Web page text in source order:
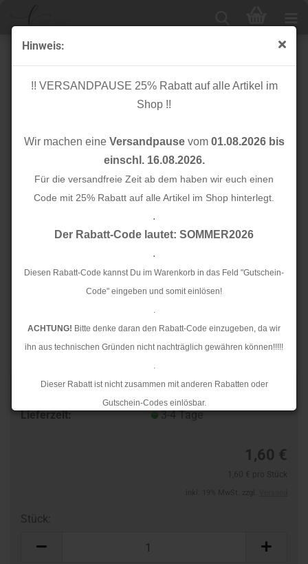
Hinweis:
!! VERSANDPAUSE 25% Rabatt auf alle Artikel im
Shop !!
Wir machen eine Versandpausevom 01.08.2026 bis
einschl. 16.08.2026.
Für die versandfreie Zeit ab dem haben wir euch einen
Code mit 25% Rabatt auf alle Artikel im Shop hinterlegt.
.
Der Rabatt-Code lautet: SOMMER2026
.
Diesen Rabatt-Code kannst Du im Warenkorb in das Feld "Gutschein-
Code" eingeben und somit einlösen!
.
ACHTUNG! Bitte denke daran den Rabatt-Code einzugeben, da wir
ihn aus technischen Gründen nicht nachträglich gewähren können!!!!!
.
Dieser Rabatt ist nicht zusammen mit anderen Rabatten oder
Gutschein-Codes einlösbar.
.
Rückstaus kann es jedoch zu längeren Lieferzeiten kommen.
Knopf Cotton - Curb - 18mm - bottle green - Mind the
Maker
Lieferzeit:
3-4 Tage
1,60 €
Stück: